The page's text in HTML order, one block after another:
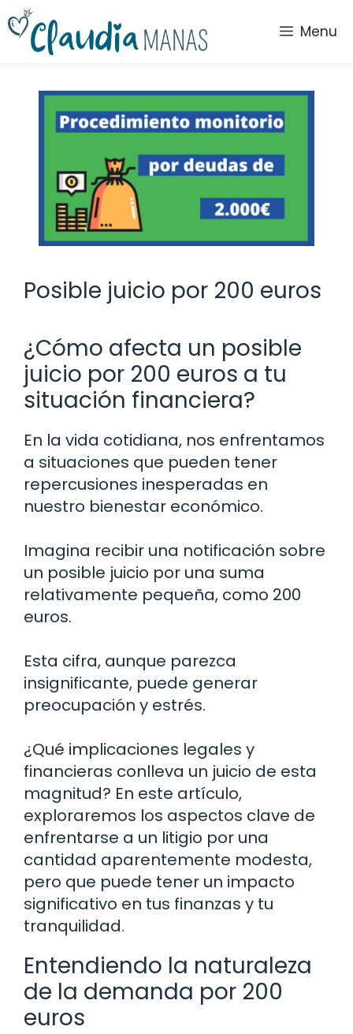
Saltar
al
contenido
Menu
Posible juicio por 200 euros
¿Cómo afecta un posible
juicio por 200 euros a tu
situación financiera?
En la vida cotidiana, nos enfrentamos
a situaciones que pueden tener
repercusiones inesperadas en
nuestro bienestar económico.
Imagina recibir una notificación sobre
un posible juicio por una suma
relativamente pequeña, como 200
euros.
Esta cifra, aunque parezca
insignificante, puede generar
preocupación y estrés.
¿Qué implicaciones legales y
financieras conlleva un juicio de esta
magnitud? En este artículo,
exploraremos los aspectos clave de
enfrentarse a un litigio por una
cantidad aparentemente modesta,
pero que puede tener un impacto
significativo en tus finanzas y tu
tranquilidad.
Entendiendo la naturaleza
de la demanda por 200
euros